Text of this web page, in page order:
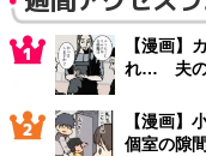
【漫画】
れ… 夫の“
【漫画
個室の隙